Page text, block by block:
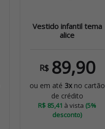
Vestido infantil tema
alice
R$ 89,90
ou em até 3xno cartão
de crédito
R$ 85,41 à vista (5%
desconto)